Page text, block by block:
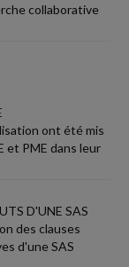
collaborative
ont été mis
et PME dans leur
D'UNE SAS
des clauses
d'une SAS